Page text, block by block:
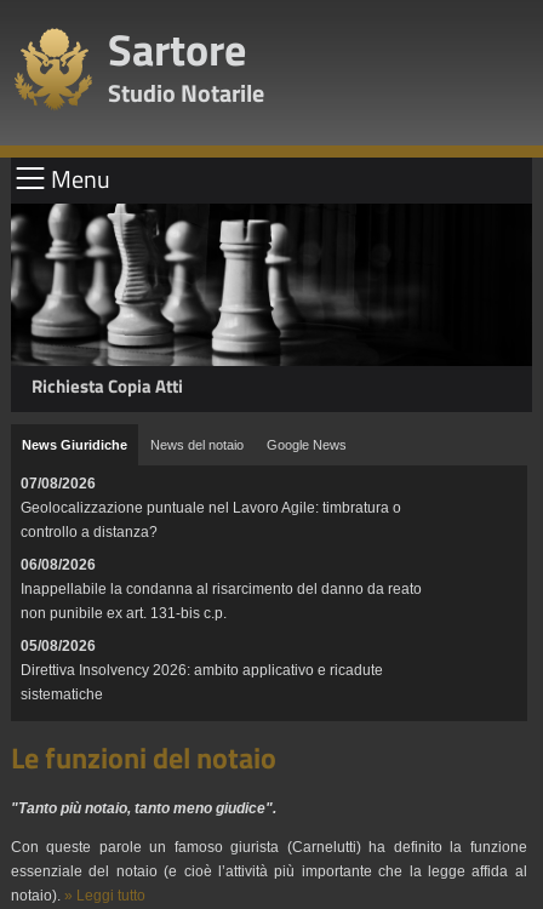
Sartore
Studio Notarile
Menu
Richiesta Copia Atti
News Giuridiche News del notaio Google News
07/08/2026
Geolocalizzazione puntuale nel Lavoro Agile: timbratura o
controllo a distanza?
06/08/2026
Inappellabile la condanna al risarcimento del danno da reato
non punibile ex art. 131-bis c.p.
05/08/2026
Direttiva Insolvency 2026: ambito applicativo e ricadute
sistematiche
Le funzioni del notaio
"Tanto più notaio, tanto meno giudice".
Con queste parole un famoso giurista (Carnelutti) ha definito la funzione
essenziale del notaio (e cioè l’attività più importante che la legge affida al
notaio). » Leggi tutto